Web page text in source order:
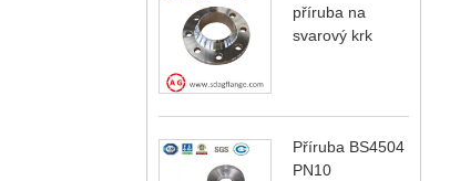
příruba na
svarový krk
Příruba BS4504
PN10